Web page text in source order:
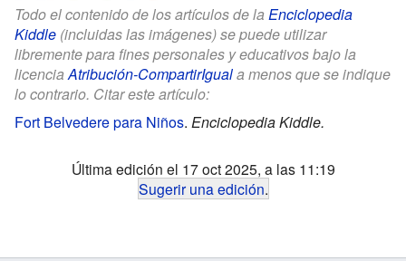
Todo el contenido de los artículos de la Enciclopedia
Kiddle (incluidas las imágenes) se puede utilizar
libremente para fines personales y educativos bajo la
licenciaAtribución-CompartirIguala menos que se indique
lo contrario. Citar este artículo:
Fort Belvedere para Niños. Enciclopedia Kiddle.
Última edición el 17 oct 2025, a las 11:19
Sugerir una edición.